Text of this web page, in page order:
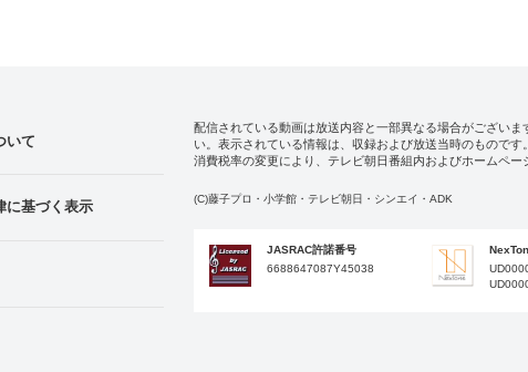
いて
に基づく表示
配信されている動画は放送内容と一部異なる場合がござい
い。表示されている情報は、収録および放送当時のものです。
消費税率の変更により、テレビ朝日番組内およびホームペー
(C)藤子プロ・小学館・テレビ朝日・シンエイ・ADK
JASRAC許諾番号
6688647087Y45038